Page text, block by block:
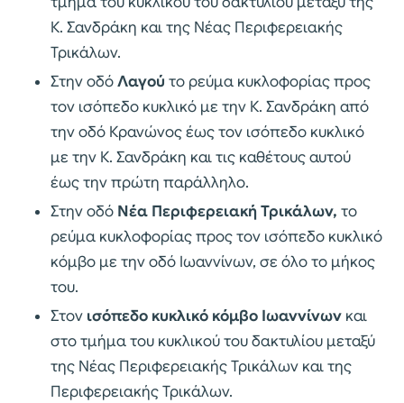
Κ. Σανδράκη και της Νέας Περιφερειακής
Τρικάλων.
Στην οδόΛαγού το ρεύμα κυκλοφορίας προς
τον ισόπεδο κυκλικό με την Κ. Σανδράκη από
την οδό Κρανώνος έως τον ισόπεδο κυκλικό
με την Κ. Σανδράκη και τις καθέτους αυτού
έως την πρώτη παράλληλο.
Στην οδό Νέα Περιφερειακή Τρικάλων, το
ρεύμα κυκλοφορίας προς τον ισόπεδο κυκλικό
κόμβο με την οδό Ιωαννίνων, σε όλο το μήκος
του.
Στον ισόπεδο κυκλικό κόμβο Ιωαννίνων και
στο τμήμα του κυκλικού του δακτυλίου μεταξύ
της Νέας Περιφερειακής Τρικάλων και της
Περιφερειακής Τρικάλων.